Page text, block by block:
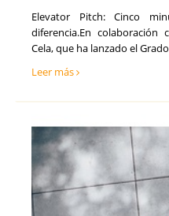
Elevator Pitch: Cinco
diferencia.En colaboración
Cela, que ha lanzado el
Leer más